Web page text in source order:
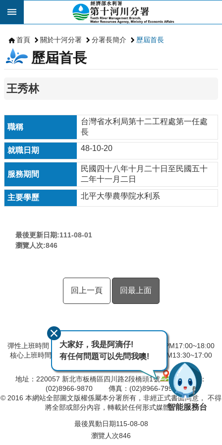
跳到主要內容區塊
首頁 關於十河分署 分署長簡介 歷屆首長
歷屆首長
王秀林
台灣省水利局第十二工程處第一任處
長
48-10-20
民國四十八年十月二十日至民國五十
二年十一月二日
北平大學農學院水利系
最後更新日期:111-08-01
瀏覽人次:846
回上一頁 回最上面
彈性上班時間：AM8:00~09:00 彈性下班時間：PM17:00~18:00
核心上班時間：星期一 ~ 星期五 AM08:30~12:30 PM13:30~17:00
地址：220057 新北市板橋區四川路2段橋頭1號
電話：
(02)8966-9870 傳真：(02)8966-7996
© 2016 本網站全部圖文版權係屬本分署所有，非經正式書面同意， 不得
將全部或部分內容，轉載於任何形式媒體。
最後異動日期115-08-08
瀏覽人次846
大家好，我是阿滴仔!
有任何問題可以先問我噢!
智能服務台